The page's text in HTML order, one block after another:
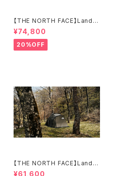
【THE NORTH FACE】Lander
6
¥74,800
20%OFF
【THE NORTH FACE】Lander
4
¥61,600